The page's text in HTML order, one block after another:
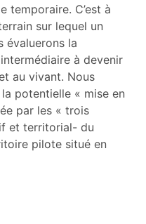
temporaire. C’est à
sur lequel un
évaluerons la
à devenir
au vivant. Nous
potentielle « mise en
par les « trois
et territorial- du
pilote situé en